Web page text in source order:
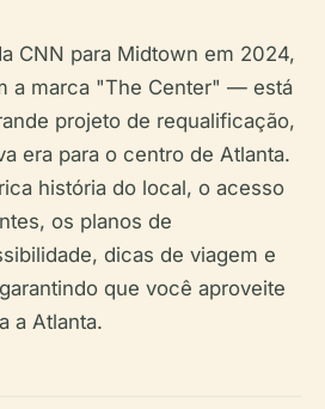
CNN para Midtown em 2024,
a marca "The Center" — está
projeto de requalificação,
era para o centro de Atlanta.
história do local, o acesso
os planos de
dicas de viagem e
que você aproveite
a Atlanta.